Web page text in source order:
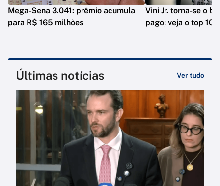
Mega-Sena 3.041: prêmio acumula
para R$ 165 milhões
Vini Jr. torna-se o
pago; veja o top 10
Últimas notícias Ver tudo